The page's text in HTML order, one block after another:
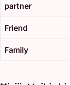
partner
Friend
Family